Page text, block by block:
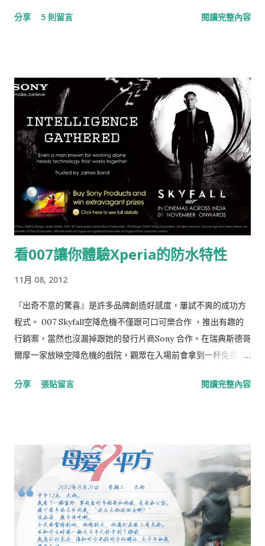
奮莫名，但這樣的快感只讓我維持了30秒，理性的左腦敲了我的
樣會不會有隱私的問題？會不會拉長送貨的時間？會不會有外送
員私吞折扣？誰會真的認真打扮只為了75折啊？ 這種這一頭進入
自high模式，說的口沫橫飛、另一頭目光呆滯，表現出『這創意
有那麼厲害嗎？』的場景，不只在Sales & Marketing的會議上
會出現，在客戶與代理商之間，也很常見。要解答這些現實問題
前，我們先來看一下這方案到底怎麼進行。
分享 5 則留言 閱讀完整內容
看007讓你體驗Xperia的防水特性
11月 08, 2012
『出奇不意的驚喜』是許多品牌創造好感度，屢試不爽的成功方
程式。 007 Skyfall空降危機不僅跟可口可樂合作 ，推出有趣的
行銷案，當然也沒漏掉跟她的發行片商Sony 合作。在瑞典斯德哥
爾摩一家放映空降危機的戲院，觀眾在入場前會拿到一杯免費的
影片： 『親愛的007粉絲們，歡迎您觀賞空降危機，希望你們都
如果你手中的飲料發出了來電的鈴聲，不要懷疑，在你的飲料杯
裡，就有一台貨真價實的Sony手機要送給你！ 我要是那個觀眾，
我應該會合不攏嘴的看完這部007吧！ 延伸閱讀： 另一個在戲院
裡大玩驚喜遊戲的案例- 13th street Last Call
分享 張貼留言 閱讀完整內容